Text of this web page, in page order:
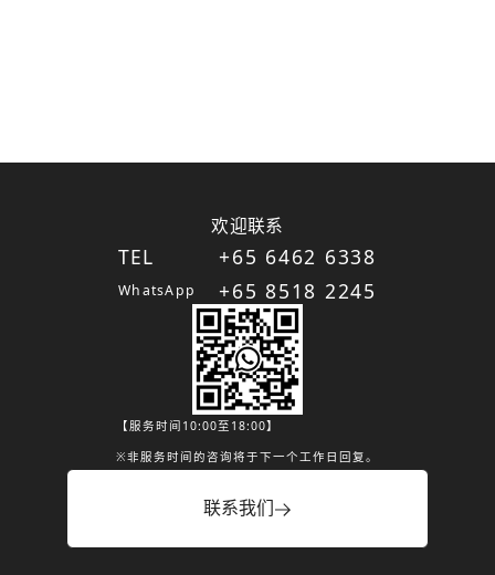
欢迎联系
TEL
WhatsApp
+65 6462 6338
+65 8518 2245
【服务时间10:00至18:00】
※非服务时间的咨询将于下一个工作日回复。
联系我们